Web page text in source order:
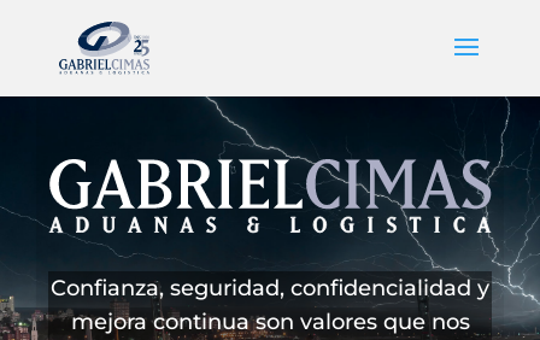
Confianza, seguridad, confidencialidad y
mejora continua son valores que nos